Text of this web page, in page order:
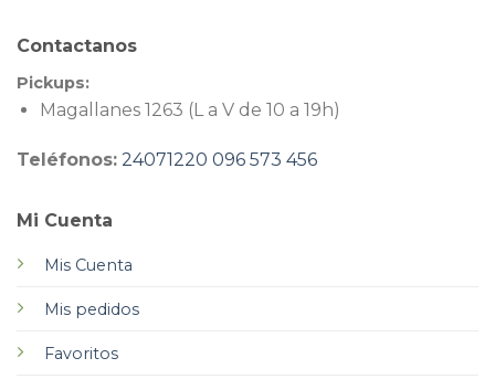
Mi Cuenta
Mis Cuenta
Mis pedidos
Favoritos
Contactanos
Pickups:
Magallanes 1263 (L a V de 10 a 19h)
Teléfonos: 24071220 096 573 456